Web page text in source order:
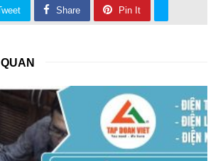
Share Pin It